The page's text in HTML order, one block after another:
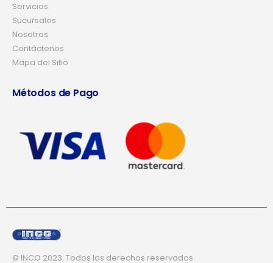
Servicios
Sucursales
Nosotros
Contáctenos
Mapa del Sitio
Métodos de Pago
© INCO 2023. Todos los derechos reservados